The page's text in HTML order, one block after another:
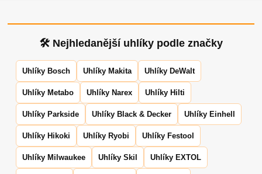
🛠 Nejhledanější uhlíky podle značky
Uhlíky Bosch Uhlíky Makita Uhlíky DeWalt
Uhlíky Metabo Uhlíky Narex Uhlíky Hilti
Uhlíky Parkside Uhlíky Black & Decker Uhlíky Einhell
Uhlíky Hikoki Uhlíky Ryobi Uhlíky Festool
Uhlíky Milwaukee Uhlíky Skil Uhlíky EXTOL